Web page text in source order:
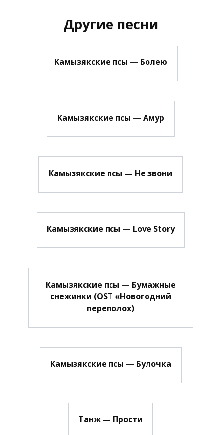
Другие песни
Камызякские псы — Болею
Камызякские псы — Амур
Камызякские псы — Не звони
Камызякские псы — Love Story
Камызякские псы — Бумажные
снежинки (OST «Новогодний
переполох)
Камызякские псы — Булочка
Танж — Прости